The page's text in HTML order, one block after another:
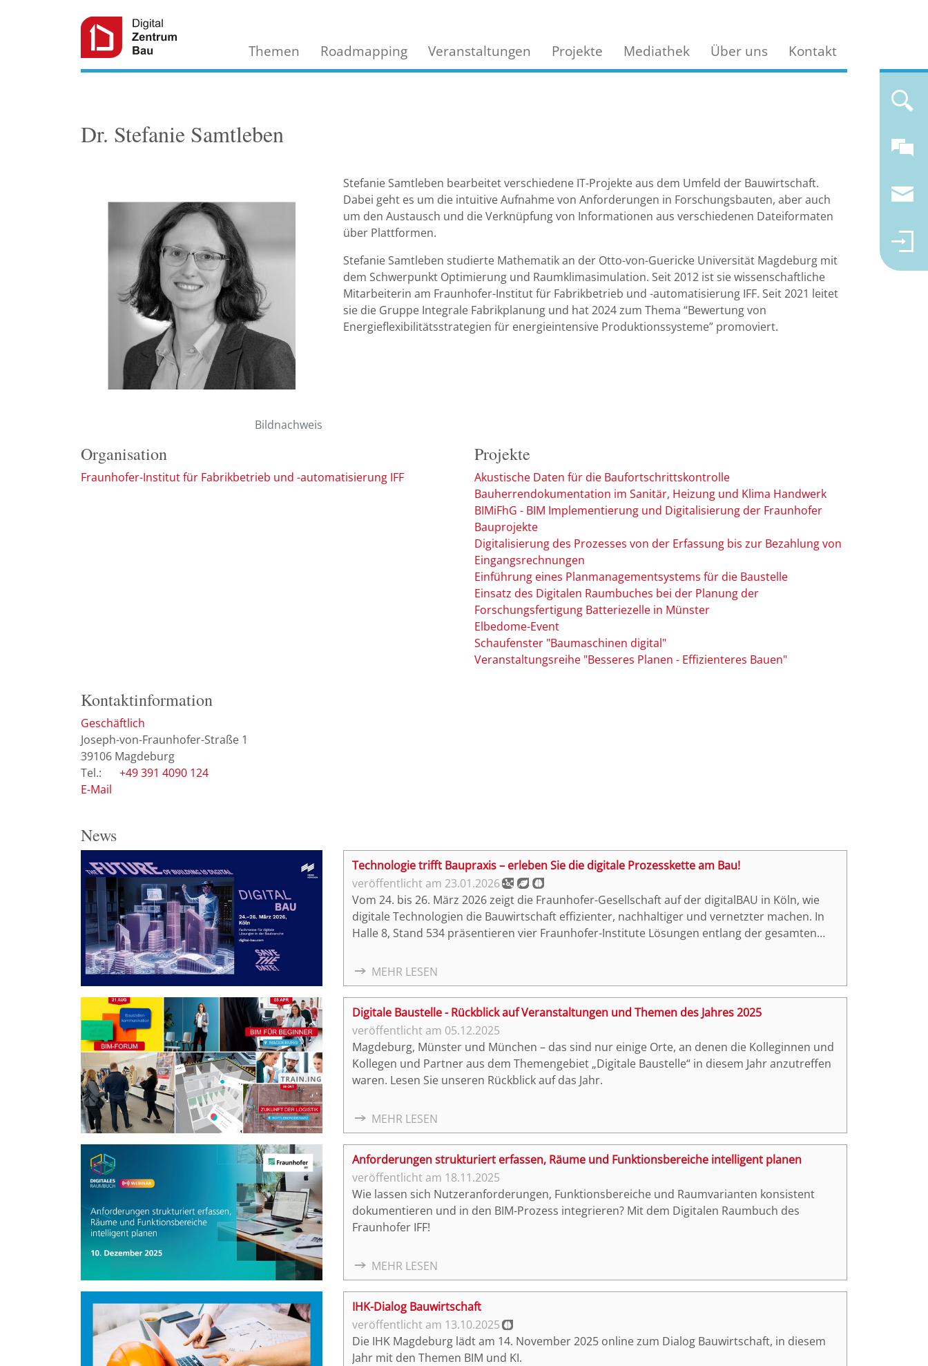
Themen Roadmapping Veranstaltungen Projekte Mediathek Über uns Kontakt
Dr. Stefanie Samtleben
Bildnachweis
Stefanie Samtleben bearbeitet verschiedene IT-Projekte aus dem Umfeld der Bauwirtschaft.
Dabei geht es um die intuitive Aufnahme von Anforderungen in Forschungsbauten, aber auch
um den Austausch und die Verknüpfung von Informationen aus verschiedenen Dateiformaten
über Plattformen.
Stefanie Samtleben studierte Mathematik an der Otto-von-Guericke Universität Magdeburg mit
dem Schwerpunkt Optimierung und Raumklimasimulation. Seit 2012 ist sie wissenschaftliche
Mitarbeiterin am Fraunhofer-Institut für Fabrikbetrieb und -automatisierung IFF. Seit 2021 leitet
sie die Gruppe Integrale Fabrikplanung und hat 2024 zum Thema “Bewertung von
Energieflexibilitätsstrategien für energieintensive Produktionssysteme” promoviert.
Organisation
Fraunhofer-Institut für Fabrikbetrieb und -automatisierung IFF
Projekte
Akustische Daten für die Baufortschrittskontrolle
Bauherrendokumentation im Sanitär, Heizung und Klima Handwerk
BIMiFhG - BIM Implementierung und Digitalisierung der Fraunhofer
Bauprojekte
Digitalisierung des Prozesses von der Erfassung bis zur Bezahlung von
Eingangsrechnungen
Einführung eines Planmanagementsystems für die Baustelle
Einsatz des Digitalen Raumbuches bei der Planung der
Forschungsfertigung Batteriezelle in Münster
Elbedome-Event
Schaufenster "Baumaschinen digital"
Veranstaltungsreihe "Besseres Planen - Effizienteres Bauen"
Kontaktinformation
Geschäftlich
Joseph-von-Fraunhofer-Straße 1
39106 Magdeburg
+49 391 4090 124
E-Mail
News
Technologie trifft Baupraxis – erleben Sie die digitale Prozesskette am Bau!
23.01.2026
Vom 24. bis 26. März 2026 zeigt die Fraunhofer-Gesellschaft auf der digitalBAU in Köln, wie
digitale Technologien die Bauwirtschaft effizienter, nachhaltiger und vernetzter machen. In
Halle 8, Stand 534 präsentieren vier Fraunhofer-Institute Lösungen entlang der gesamten
Umsetzung und automatisierten Montage.
MEHR LESEN
Digitale Baustelle - Rückblick auf Veranstaltungen und Themen des Jahres 2025
05.12.2025
Magdeburg, Münster und München – das sind nur einige Orte, an denen die Kolleginnen und
Kollegen und Partner aus dem Themengebiet „Digitale Baustelle“ in diesem Jahr anzutreffen
waren. Lesen Sie unseren Rückblick auf das Jahr.
MEHR LESEN
Anforderungen strukturiert erfassen, Räume und Funktionsbereiche intelligent planen
18.11.2025
Wie lassen sich Nutzeranforderungen, Funktionsbereiche und Raumvarianten konsistent
dokumentieren und in den BIM-Prozess integrieren? Mit dem Digitalen Raumbuch des
Fraunhofer IFF!
MEHR LESEN
IHK-Dialog Bauwirtschaft
13.10.2025
Die IHK Magdeburg lädt am 14. November 2025 online zum Dialog Bauwirtschaft, in diesem
Jahr mit den Themen BIM und KI.